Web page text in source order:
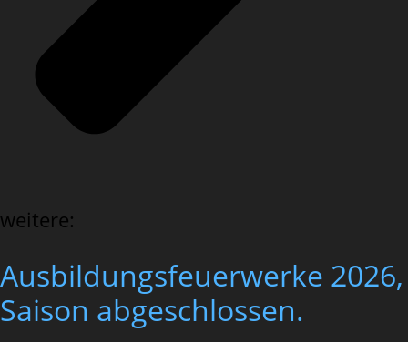
weitere:
Ausbildungsfeuerwerke 2026,
Saison abgeschlossen.